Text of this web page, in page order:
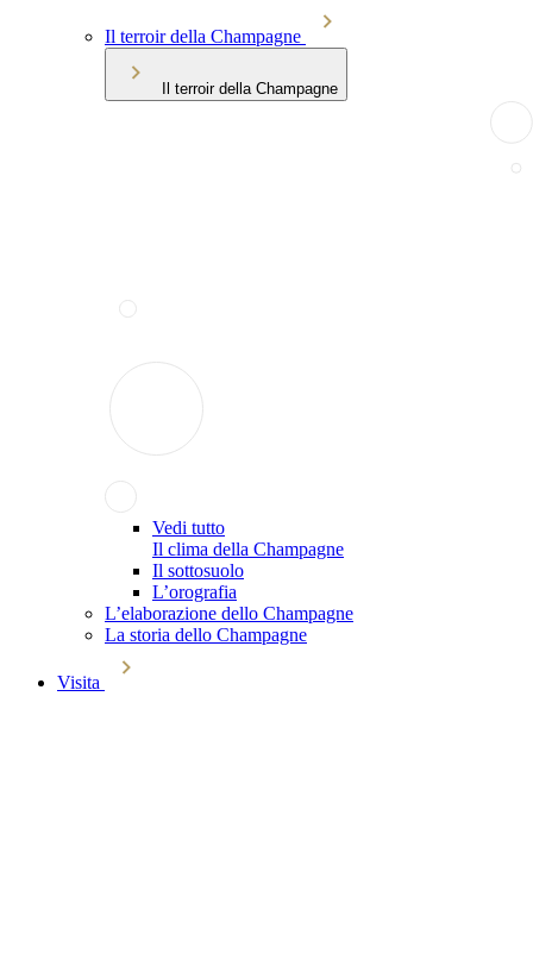
Il terroir della Champagne
Il terroir della Champagne
Vedi tutto
Il clima della Champagne
Il sottosuolo
L’orografia
L’elaborazione dello Champagne
La storia dello Champagne
Visita